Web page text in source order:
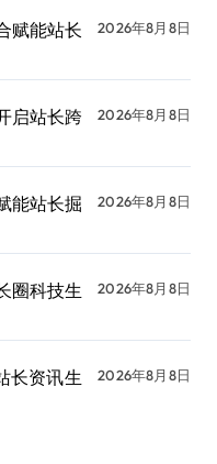
赋能站长
2026年8月8日
启站长跨
2026年8月8日
能站长掘
2026年8月8日
圈科技生
2026年8月8日
长资讯生
2026年8月8日